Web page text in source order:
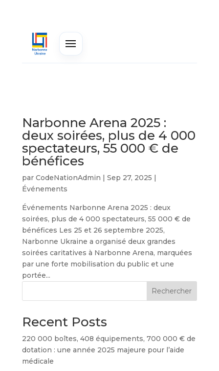
Narbonne Arena 2025 :
deux soirées, plus de 4 000
spectateurs, 55 000 € de
bénéfices
par CodeNationAdmin | Sep 27, 2025 |
Événements
Événements Narbonne Arena 2025 : deux
soirées, plus de 4 000 spectateurs, 55 000 € de
bénéfices Les 25 et 26 septembre 2025,
Narbonne Ukraine a organisé deux grandes
soirées caritatives à Narbonne Arena, marquées
par une forte mobilisation du public et une
portée...
Rechercher
Recent Posts
220 000 boîtes, 408 équipements, 700 000 € de
dotation : une année 2025 majeure pour l’aide
médicale